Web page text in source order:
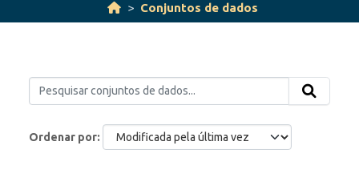
Conjuntos de dados
Ordenar por